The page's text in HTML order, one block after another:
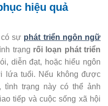
hiệu quả
có sự phát triển ngôn ngữ
trạng rối loạn phát triển
diễn đạt, hoặc hiểu ngôn
lứa tuổi. Nếu không được
tình trạng này có thể ảnh
tiếp và cuộc sống xã hội